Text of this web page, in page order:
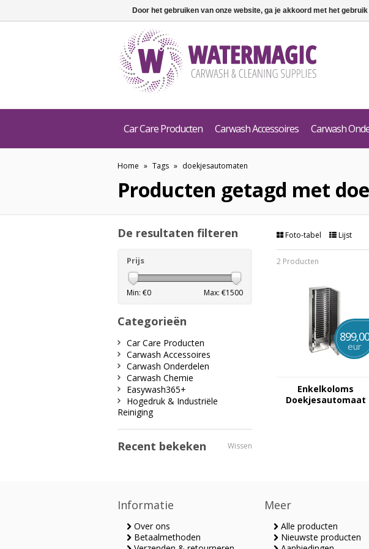
Car Care Producten Carwash Accessoires Carwash
Home » Tags » doekjesautomaten
Producten getagd met
Foto-tabel Lijst
2 Producten
899,00
eur
Enkelkoloms
Doekjesautomaat
De resultaten filteren
Prijs
Min: €0 Max: €1500
Categorieën
Car Care Producten
Carwash Accessoires
Carwash Onderdelen
Carwash Chemie
Easywash365+
Hogedruk & Industriële
Reiniging
Recent bekeken Wissen
Informatie
Over ons
Betaalmethoden
Meer
Alle producten
Nieuwste producten
Door het gebruiken van onze website, ga je akkoord met het